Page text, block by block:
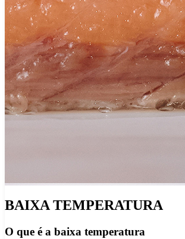
BAIXA TEMPERATURA
O que é a baixa temperatura